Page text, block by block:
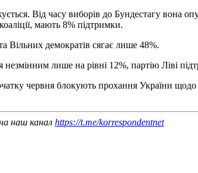
Від часу виборів до Бундестагу вона
мають 8% підтримки.
Вільних демократів сягає лише 48%.
лише на рівні 12%, партію Ліві
червня блокують прохання України
наш канал https://t.me/korrespondentnet